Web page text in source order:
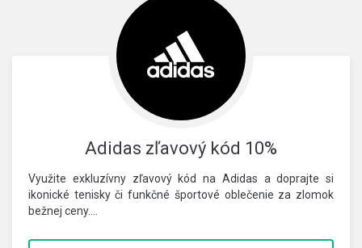
Adidas zľavový kód 10%
Využite exkluzívny zľavový kód na Adidas a doprajte si
ikonické tenisky či funkčné športové oblečenie za zlomok
bežnej ceny.…